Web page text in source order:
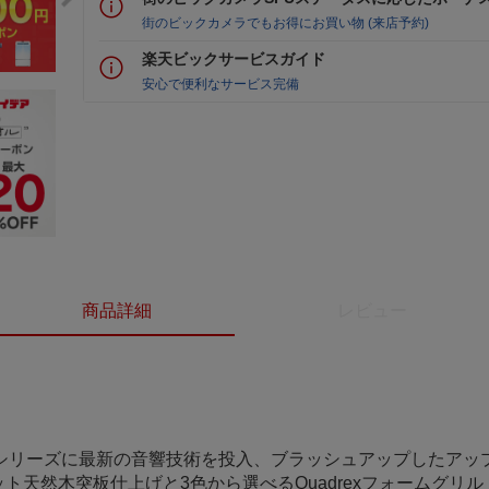
街のビックカメラでもお得にお買い物 (来店予約)
楽天ビックサービスガイド
安心で便利なサービス完備
商品詳細
ーズに最新の音響技術を投入、ブラッシュアップしたアッ
天然木突板仕上げと3色から選べるQuadrexフォームグリル